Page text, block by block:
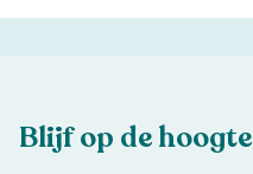
Blijf op de hoogte